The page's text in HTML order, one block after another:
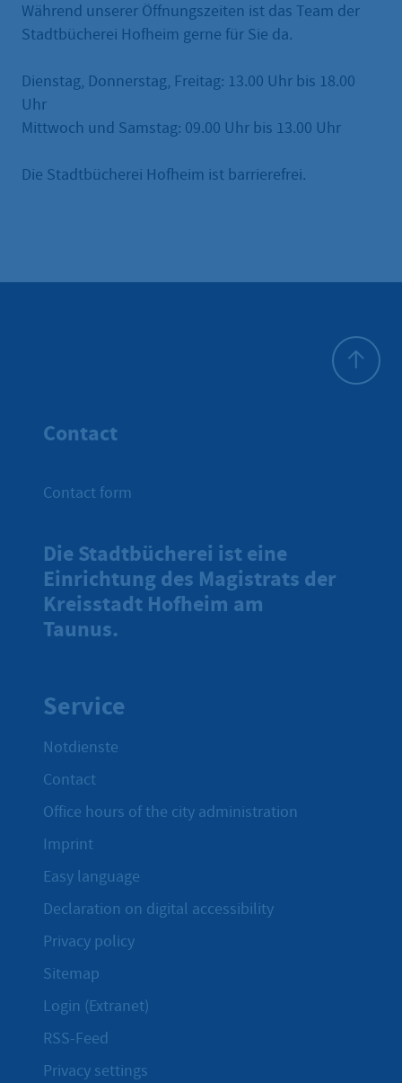
Während unserer Öffnungszeiten ist das Team der
Stadtbücherei Hofheim gerne für Sie da.
Dienstag, Donnerstag, Freitag: 13.00 Uhr bis 18.00
Uhr
Mittwoch und Samstag: 09.00 Uhr bis 13.00 Uhr
Die Stadtbücherei Hofheim ist barrierefrei.
Contact
Contact form
Die Stadtbücherei ist eine
Einrichtung des Magistrats der
Kreisstadt Hofheim am
Taunus.
Service
Notdienste
Contact
Office hours of the city administration
Imprint
Easy language
Declaration on digital accessibility
Privacy policy
Sitemap
Login (Extranet)
RSS-Feed
Privacy settings